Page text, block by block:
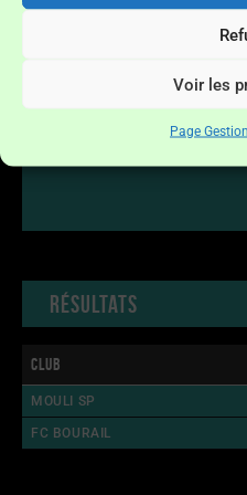
Voir les
Page
Résultats
Club
MOULI SP
FC BOURAIL